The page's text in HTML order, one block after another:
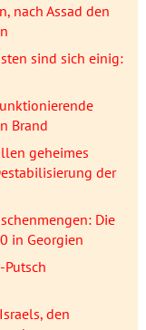
nach Assad den
sind sich einig:
Brand
geheimes
der
Die
in Georgien
Putsch
den